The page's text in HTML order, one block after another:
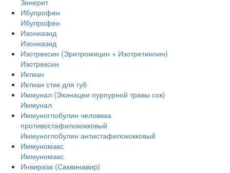
Зинерит
Ибупрофен
Ибупрофен
Изониазид
Изониазид
Изотрексин (Эритромицин + Изотретиноин)
Изотрексин
Иктиан
Иктиан стик для губ
Иммунал (Эхинацеи пурпурной травы сок)
Иммунал
Иммуноглобулин человека
противостафилококковый
Иммуноглобулин антистафилококковый
Иммуномакс
Иммуномакс
Инвираза (Саквинавир)